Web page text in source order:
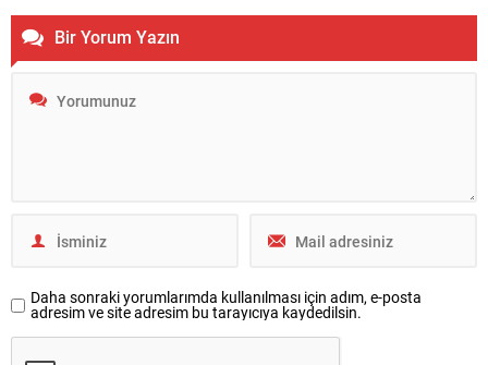
Bir Yorum Yazın
Daha sonraki yorumlarımda kullanılması için adım, e-posta
adresim ve site adresim bu tarayıcıya kaydedilsin.